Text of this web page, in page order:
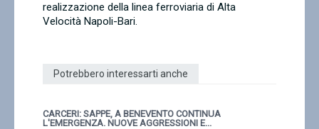
realizzazione della linea ferroviaria di Alta
Velocità Napoli-Bari.
Potrebbero interessarti anche
CARCERI: SAPPE, A BENEVENTO CONTINUA
L'EMERGENZA. NUOVE AGGRESSIONI E...